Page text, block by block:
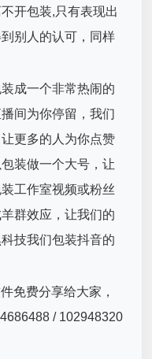
开包装,只有表现出
别人的认可，同样
成一个非常热闹的
间为你停留，我们
更多的人为你点赞
装做一个大号，让
工作室视频或粉丝
群效应，让我们的
技我们包装抖音的
免费分享给大家，
/ 102948320